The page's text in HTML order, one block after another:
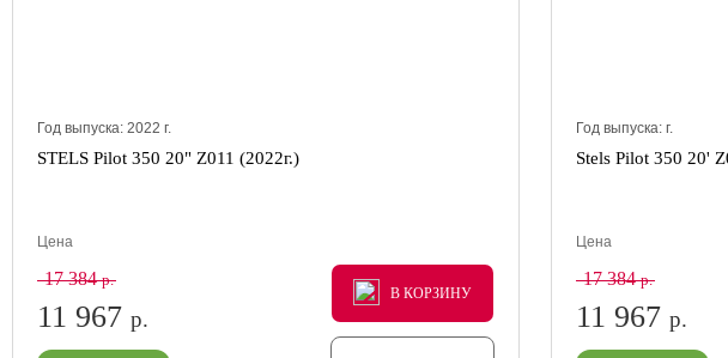
Год выпуска: 2022 г.
STELS Pilot 350 20" Z011 (2022г.)
Цена
17 384р.
11 967 р.
В КОРЗИНУ
В КОРЗИНУ
В КОРЗИНУ
Год выпуска:г.
Stels Pilot 350 20'
Цена
17 384р.
11 967р.